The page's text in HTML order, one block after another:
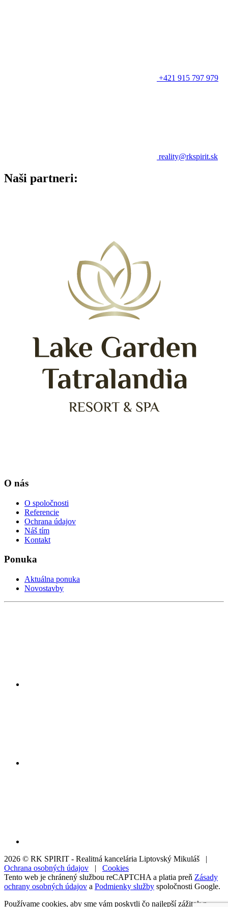
+421 915 797 979
reality@rkspirit.sk
Naši partneri:
O nás
O spoločnosti
Referencie
Ochrana údajov
Náš tím
Kontakt
Ponuka
Aktuálna ponuka
Novostavby
2026 © RK SPIRIT - Realitná kancelária Liptovský Mikuláš |
Ochrana osobných údajov | Cookies
Tento web je chránený službou reCAPTCHA a platia preň Zásady
ochrany osobných údajov a Podmienky služby spoločnosti Google.
Používame cookies, aby sme vám poskytli čo najlepší zážitok z